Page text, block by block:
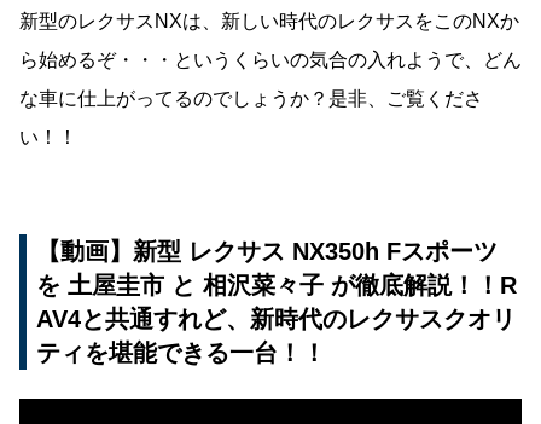
新型のレクサスNXは、新しい時代のレクサスをこのNXか
ら始めるぞ・・・というくらいの気合の入れようで、どん
な車に仕上がってるのでしょうか？是非、ご覧くださ
い！！
【動画】新型 レクサス NX350h Fスポーツ
を 土屋圭市 と 相沢菜々子 が徹底解説！！R
AV4と共通すれど、新時代のレクサスクオリ
ティを堪能できる一台！！